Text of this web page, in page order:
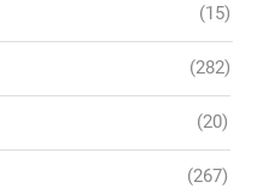
(15)
(282)
(20)
(267)